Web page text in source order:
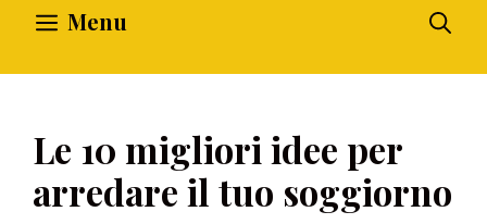
Menu
Le 10 migliori idee per
arredare il tuo soggiorno